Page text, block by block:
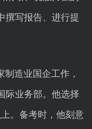
写报告、进行提
造业国企工作，
际业务部。他选择
。备考时，他刻意